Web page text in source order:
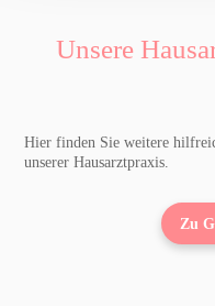
Unsere
Hier finden Sie weitere
unserer Hausarztpraxis.
Zu